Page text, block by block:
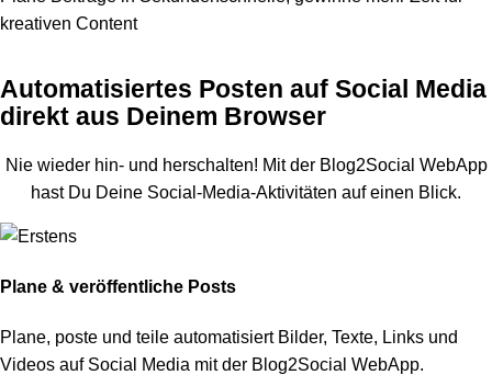
kreativen Content
Automatisiertes Posten auf Social Media
direkt aus Deinem Browser
Nie wieder hin- und herschalten! Mit der Blog2Social WebApp
hast Du Deine Social-Media-Aktivitäten auf einen Blick.
Plane & veröffentliche Posts
Plane, poste und teile automatisiert Bilder, Texte, Links und
Videos auf Social Media mit der Blog2Social WebApp.